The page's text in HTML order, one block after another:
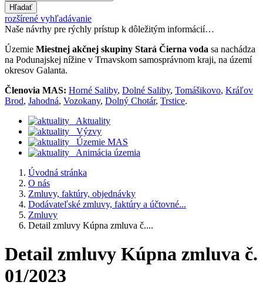
Hľadať
rozšírené vyhľadávanie
Naše návrhy pre rýchly prístup k dôležitým informácií…
Územie Miestnej akčnej skupiny Stará Čierna voda sa nachádza
na Podunajskej nížine v Trnavskom samosprávnom kraji, na území
okresov Galanta.
Členovia MAS: Horné Saliby, Dolné Saliby, Tomášikovo, Kráľov
Brod, Jahodná, Vozokany, Dolný Chotár, Trstice.
Aktuality
Výzvy
Územie MAS
Animácia územia
Úvodná stránka
O nás
Zmluvy, faktúry, objednávky
Dodávateľské zmluvy, faktúry a účtovné...
Zmluvy
Detail zmluvy Kúpna zmluva č....
Detail zmluvy Kúpna zmluva č.
01/2023